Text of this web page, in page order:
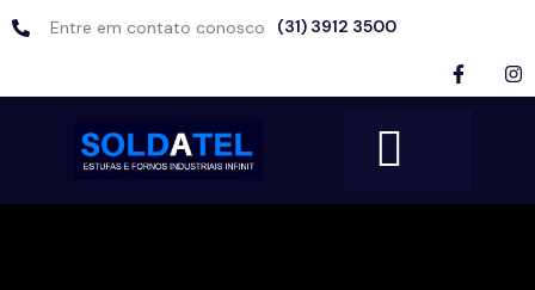
Entre em contato conosco (31) 3912 3500